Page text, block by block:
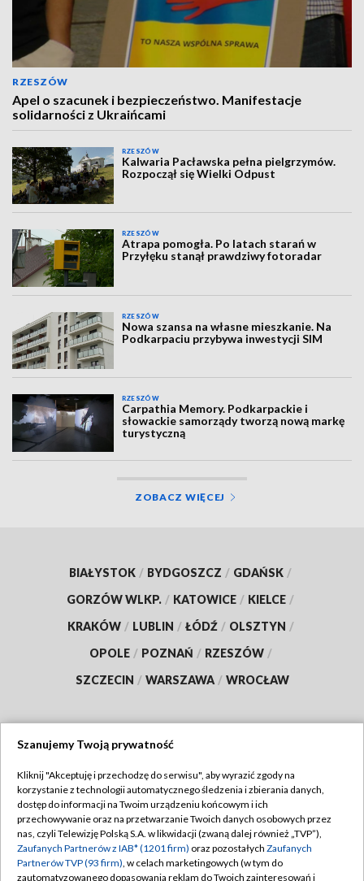
RZESZÓW
Apel o szacunek i bezpieczeństwo. Manifestacje
solidarności z Ukraińcami
RZESZÓW
Kalwaria Pacławska pełna pielgrzymów.
Rozpoczął się Wielki Odpust
RZESZÓW
Atrapa pomogła. Po latach starań w
Przyłęku stanął prawdziwy fotoradar
RZESZÓW
Nowa szansa na własne mieszkanie. Na
Podkarpaciu przybywa inwestycji SIM
RZESZÓW
Carpathia Memory. Podkarpackie i
słowackie samorządy tworzą nową markę
turystyczną
ZOBACZ WIĘCEJ
BIAŁYSTOK / BYDGOSZCZ / GDAŃSK /
GORZÓW WLKP. / KATOWICE / KIELCE /
KRAKÓW / LUBLIN / ŁÓDŹ / OLSZTYN /
OPOLE / POZNAŃ / RZESZÓW /
SZCZECIN / WARSZAWA / WROCŁAW
TVP
Abonament TVP
Emisja w TVP
Centrum informacji TVP
Regulamin TVP
Polityka prywatności
Moje zgody
Szanujemy Twoją prywatność
Kliknij "Akceptuję i przechodzę do serwisu", aby wyrazić zgody na
korzystanie z technologii automatycznego śledzenia i zbierania danych,
dostęp do informacji na Twoim urządzeniu końcowym i ich
przechowywanie oraz na przetwarzanie Twoich danych osobowych przez
nas, czyli Telewizję Polską S.A. w likwidacji (zwaną dalej również „TVP”),
Zaufanych Partnerów z IAB* (1201 firm) oraz pozostałych Zaufanych
Partnerów TVP (93 firm), w celach marketingowych (w tym do
zautomatyzowanego dopasowania reklam do Twoich zainteresowań i